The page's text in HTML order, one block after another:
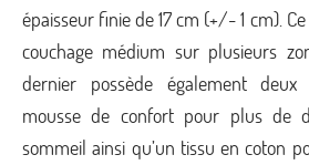
épaisseur finie de 17 cm (+/- 1 cm).
couchage médium sur plusieurs
dernier possède également
mousse de confort pour plus de
sommeil ainsi qu’un tissu en coton